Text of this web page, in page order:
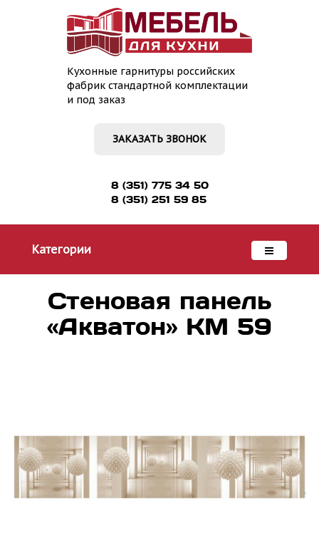
Кухонные гарнитуры российских
фабрик стандартной комплектации
и под заказ
ЗАКАЗАТЬ ЗВОНОК
8 (351) 775 34 50
8 (351) 251 59 85
Категории
Стеновая панель
«Акватон» КМ 59